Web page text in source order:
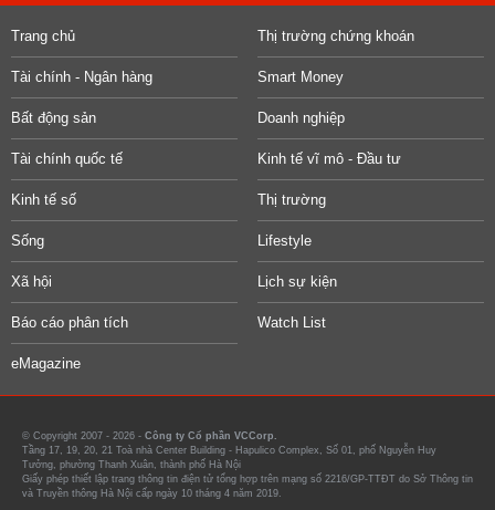
Trang chủ Thị trường chứng khoán
Tài chính - Ngân hàng Smart Money
Bất động sản Doanh nghiệp
Tài chính quốc tế Kinh tế vĩ mô - Đầu tư
Kinh tế số Thị trường
Sống Lifestyle
Xã hội Lịch sự kiện
Báo cáo phân tích Watch List
eMagazine
© Copyright 2007 - 2026 - Công ty Cổ phần VCCorp.
Tầng 17, 19, 20, 21 Toà nhà Center Building - Hapulico Complex, Số 01, phố Nguyễn Huy
Tưởng, phường Thanh Xuân, thành phố Hà Nội
Giấy phép thiết lập trang thông tin điện tử tổng hợp trên mạng số 2216/GP-TTĐT do Sở Thông tin
và Truyền thông Hà Nội cấp ngày 10 tháng 4 năm 2019.